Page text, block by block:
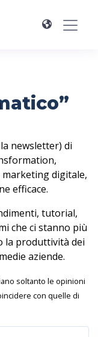
newsletter) di
digitale,
efficace.
tutorial,
che ci stanno più
la produttività dei
aziende.
soltanto le opinioni
con quelle di